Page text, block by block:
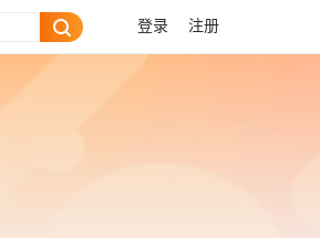
登录 注册